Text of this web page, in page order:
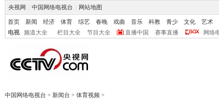
央视网 中国网络电视台 网站地图
首页 新闻 经济 体育 综艺 春晚 戏曲 音乐 科教 青少 文化
艺术
电视
频道大全 栏目大全 节目大全 直播中国 赛事直播 网络
中国网络电视台 > 新闻台 > 体育视频 >